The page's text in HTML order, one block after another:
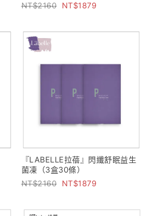
2160
1879
『LABELLE拉蓓』閃纖舒眠益生
菌凍（3盒30條）
2160
1879